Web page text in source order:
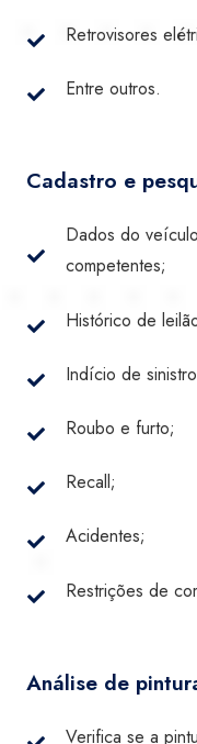
Retrovisores
Entre outros.
Cadastro e
Dados do
competentes;
Histórico de
Indício de
Roubo e furto;
Recall;
Acidentes;
Restrições de
Análise de
Verifica se a